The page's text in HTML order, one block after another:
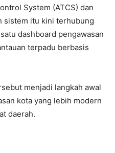
System (ATCS) dan
sistem itu kini terhubung
dashboard pengawasan
terpadu berbasis
menjadi langkah awal
kota yang lebih modern
daerah.